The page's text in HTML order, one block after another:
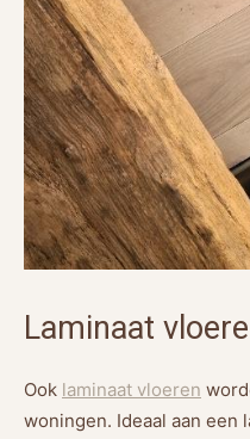
Laminaat
Ook laminaat vloeren
woningen. Ideaal aan een